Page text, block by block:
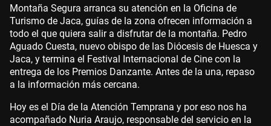
Montaña Segura arranca su atención en la Oficina de
Turismo de Jaca, guías de la zona ofrecen información a
todo el que quiera salir a disfrutar de la montaña. Pedro
Aguado Cuesta, nuevo obispo de las Diócesis de Huesca y
Jaca, y termina el Festival Internacional de Cine con la
entrega de los Premios Danzante. Antes de la una, repaso
a la información más cercana.
Hoy es el Día de la Atención Temprana y por eso nos ha
acompañado Nuria Araujo, responsable del servicio en la